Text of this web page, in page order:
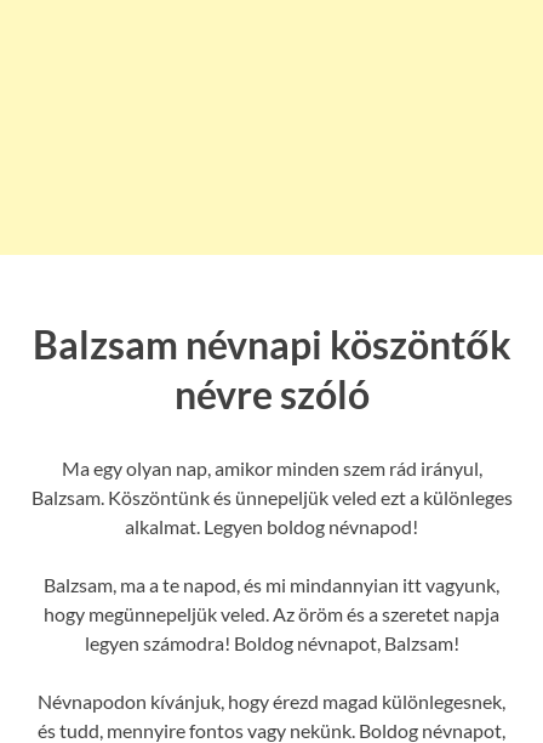
Balzsam névnapi köszöntők
névre szóló
Ma egy olyan nap, amikor minden szem rád irányul,
Balzsam. Köszöntünk és ünnepeljük veled ezt a különleges
alkalmat. Legyen boldog névnapod!
Balzsam, ma a te napod, és mi mindannyian itt vagyunk,
hogy megünnepeljük veled. Az öröm és a szeretet napja
legyen számodra! Boldog névnapot, Balzsam!
Névnapodon kívánjuk, hogy érezd magad különlegesnek,
és tudd, mennyire fontos vagy nekünk. Boldog névnapot,